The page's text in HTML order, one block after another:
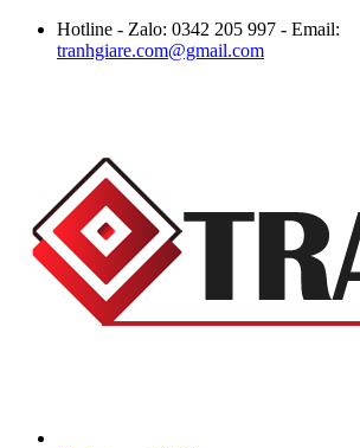
Hotline - Zalo: 0342 205 997 - Email:
tranhgiare.com@gmail.com